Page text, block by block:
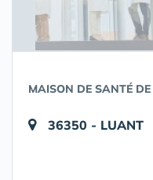
MAISON DE SANTÉ
36350 - LUANT